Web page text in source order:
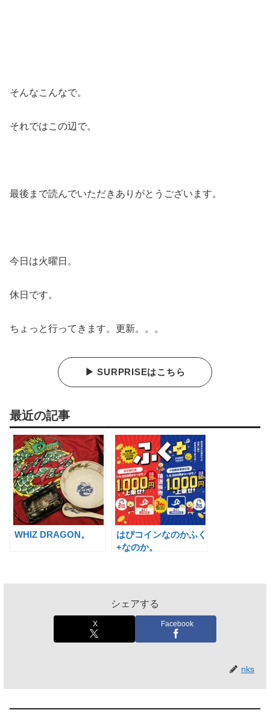
そんなこんなで。
それではこの辺で。
最後まで読んでいただきありがとうございます。
今日は火曜日。
休日です。
ちょっと行ってきます。更新。。。
▶ SURPRISEはこちら
最近の記事
WHIZ DRAGON。
はぴコインなのかふく
+なのか。
シェアする
X Facebook
nks